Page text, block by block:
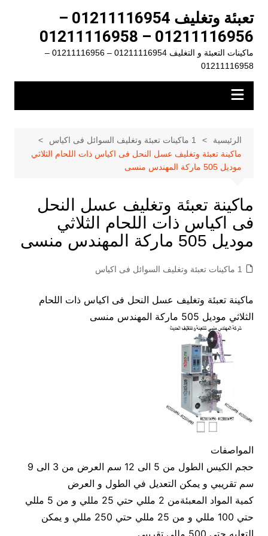
المحتوى
تعبئة وتغليف 01211116954 –
01211116956 – 01211116958
ماكينات التعبئة و التغليف 01211116954 – 01211116956 –
01211116958
الرئيسية
1 ماكينات تعبئة وتغليف السوائل فى اكياس
ماكينة تعبئة وتغليف عسل النحل فى اكياس ذات اللحام الثلاثي
موديل 505 ماركة المهندس منسى
ماكينة تعبئة وتغليف عسل النحل
فى اكياس ذات اللحام الثلاثي
موديل 505 ماركة المهندس منسى
1 ماكينات تعبئة وتغليف السوائل فى اكياس
ماكينة تعبئة وتغليف عسل النحل فى اكياس ذات اللحام
الثلاثي موديل 505 ماركة المهندس منسى
المواصفات
حجم الكيس الطول من 5 الى 12 سم العرض من 3 الى 9
سم تقريبي و يمكن التعديل في الطول و العرض
كمية المواد المعبئةمن 2 مللي حتي 25 مللي و من 5 مللي
حتي 100 مللي و من 25 مللي حتي 250 مللي و يمكن